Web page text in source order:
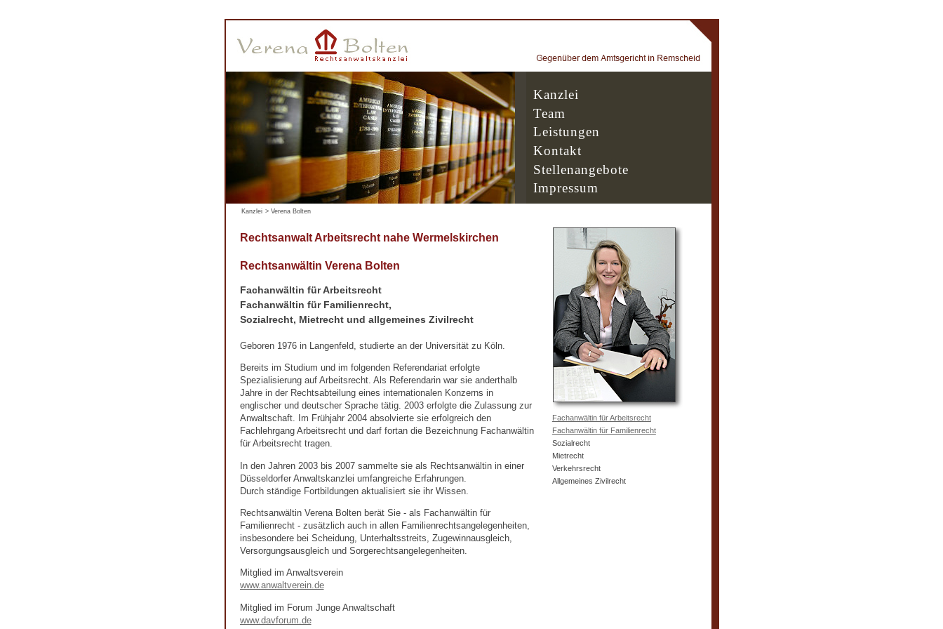
Kanzlei
Team
Leistungen
Kontakt
Stellenangebote
Impressum
Kanzlei > Verena Bolten
Rechtsanwalt Arbeitsrecht nahe Wermelskirchen
Rechtsanwältin Verena Bolten
Fachanwältin für Arbeitsrecht
Fachanwältin für Familienrecht,
Sozialrecht, Mietrecht und allgemeines Zivilrecht
Geboren 1976 in Langenfeld, studierte an der Universität zu Köln.
Bereits im Studium und im folgenden Referendariat erfolgte
Spezialisierung auf Arbeitsrecht. Als Referendarin war sie anderthalb
Jahre in der Rechtsabteilung eines internationalen Konzerns in
englischer und deutscher Sprache tätig. 2003 erfolgte die Zulassung zur
Anwaltschaft. Im Frühjahr 2004 absolvierte sie erfolgreich den
Fachlehrgang Arbeitsrecht und darf fortan die Bezeichnung Fachanwältin
für Arbeitsrecht tragen.
In den Jahren 2003 bis 2007 sammelte sie als Rechtsanwältin in einer
Düsseldorfer Anwaltskanzlei umfangreiche Erfahrungen.
Durch ständige Fortbildungen aktualisiert sie ihr Wissen.
Rechtsanwältin Verena Bolten berät Sie - als Fachanwältin für
Familienrecht - zusätzlich auch in allen Familienrechtsangelegenheiten,
insbesondere bei Scheidung, Unterhaltsstreits, Zugewinnausgleich,
Versorgungsausgleich und Sorgerechtsangelegenheiten.
Mitglied im Anwaltsverein
www.anwaltverein.de
Mitglied im Forum Junge Anwaltschaft
www.davforum.de
Fachanwältin für Arbeitsrecht
Fachanwältin für Familienrecht
Sozialrecht
Mietrecht
Verkehrsrecht
Allgemeines Zivilrecht